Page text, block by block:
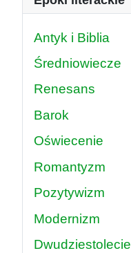
Antyk i Biblia
Średniowiecze
Renesans
Barok
Oświecenie
Romantyzm
Pozytywizm
Modernizm
Dwudziestolecie